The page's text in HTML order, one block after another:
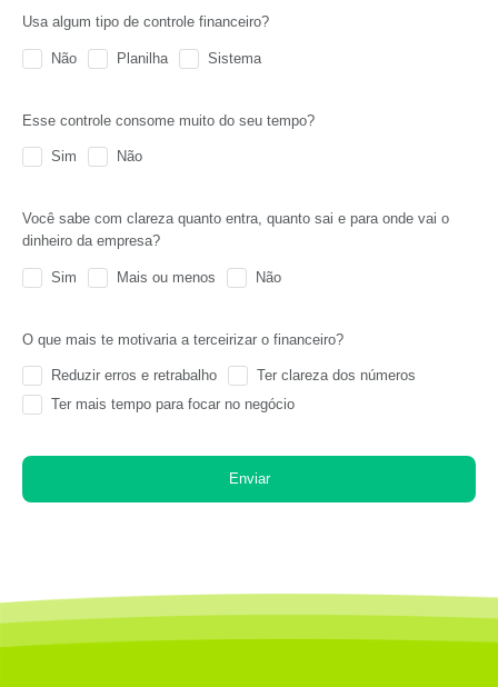
Usa algum tipo de controle financeiro?
Não Planilha Sistema
Esse controle consome muito do seu tempo?
Sim Não
Você sabe com clareza quanto entra, quanto sai e para onde vai o
dinheiro da empresa?
Sim Mais ou menos Não
O que mais te motivaria a terceirizar o financeiro?
Reduzir erros e retrabalho
Ter clareza dos números
Ter mais tempo para focar no negócio
Enviar